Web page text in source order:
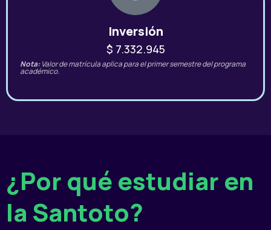
Inversión
$ 7.332.945
Nota: Valor de matrícula aplica para el primer semestre del programa
académico.
¿Por qué estudiar en
la Santoto?